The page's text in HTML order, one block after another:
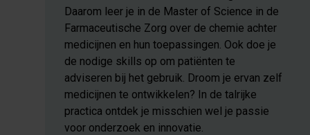
Daarom leer je in de Master of Science in de
Farmaceutische Zorg over de chemie achter
medicijnen en hun toepassingen. Ook doe je
de nodige skills op om patiënten te
adviseren bij het gebruik. Droom je ervan zelf
medicijnen te ontwikkelen? In de talrijke
practica ontdek je misschien wel je passie
voor onderzoek en innovatie.